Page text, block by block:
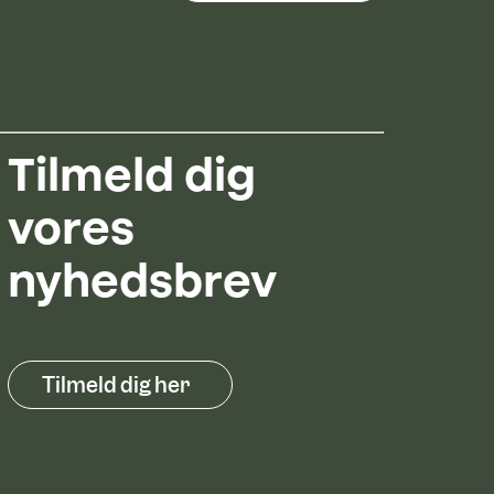
Tilmeld dig
vores
nyhedsbrev
Tilmeld dig her